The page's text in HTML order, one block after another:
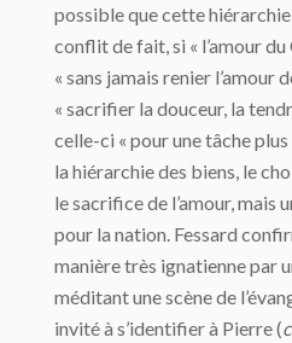
possible que cette
conflit de fait, si « l’amour du
« sans jamais renier l’amour
« sacrifier la douceur, la
celle-ci « pour une tâche
la hiérarchie des biens, le
le sacrifice de l’amour, mais
pour la nation. Fessard
manière très ignatienne par
méditant une scène de
invité à s’identifier à Pierre (